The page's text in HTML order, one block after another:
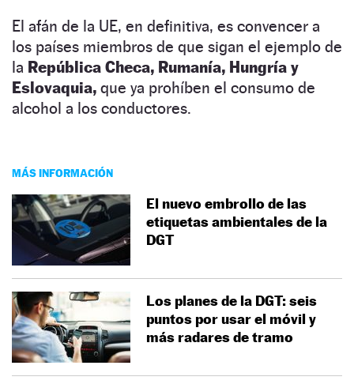
El afán de la UE, en definitiva, es convencer a
los países miembros de que sigan el ejemplo de
la República Checa, Rumanía, Hungría y
Eslovaquia, que ya prohíben el consumo de
alcohol a los conductores.
MÁS INFORMACIÓN
El nuevo embrollo de las
etiquetas ambientales de la
DGT
Los planes de la DGT: seis
puntos por usar el móvil y
más radares de tramo